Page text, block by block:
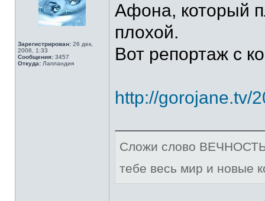
Зарегистрирован: 26 дек,
2006, 1:33
Сообщения: 3457
Откуда: Лапландия
Афона, который
плохой.
Вот репортаж с
http://gorojane.tv/
Сложи слово ВЕЧНОСТЬ
тебе весь мир и новые